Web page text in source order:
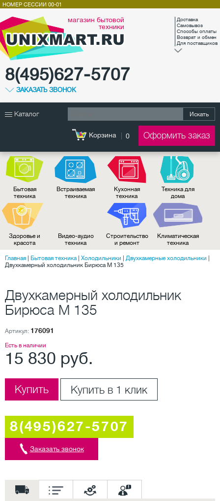
магазин бытовой
техники
8(495)627-5707
ЗАКАЗАТЬ ЗВОНОК
Доставка
Самовывоз
Способы оплаты
Возврат и обмен
Для поставщиков
НОМЕР СЕССИИ 00-01
Каталог Искать
Корзина 0 Оформить заказ
Бытовая
техника
Встраиваемая
техника
Кухонная
техника
Техника для
дома
Здоровье и
красота
Видео-аудио
техника
Строительство
и ремонт
Климатическая
техника
Главная Бытовая техника| Холодильники Двухкамерные холодильники
Двухкамерный холодильник Бирюса M 135
Двухкамерный холодильник
Бирюса M 135
Артикул: 176091
Есть в наличии
15 830 руб.
Купить Купить в 1 клик
8(495)627-5707
Заказать звонок